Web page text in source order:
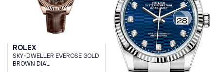
ROLEX
SKY-DWELLER EVEROSE GOLD
BROWN DIAL